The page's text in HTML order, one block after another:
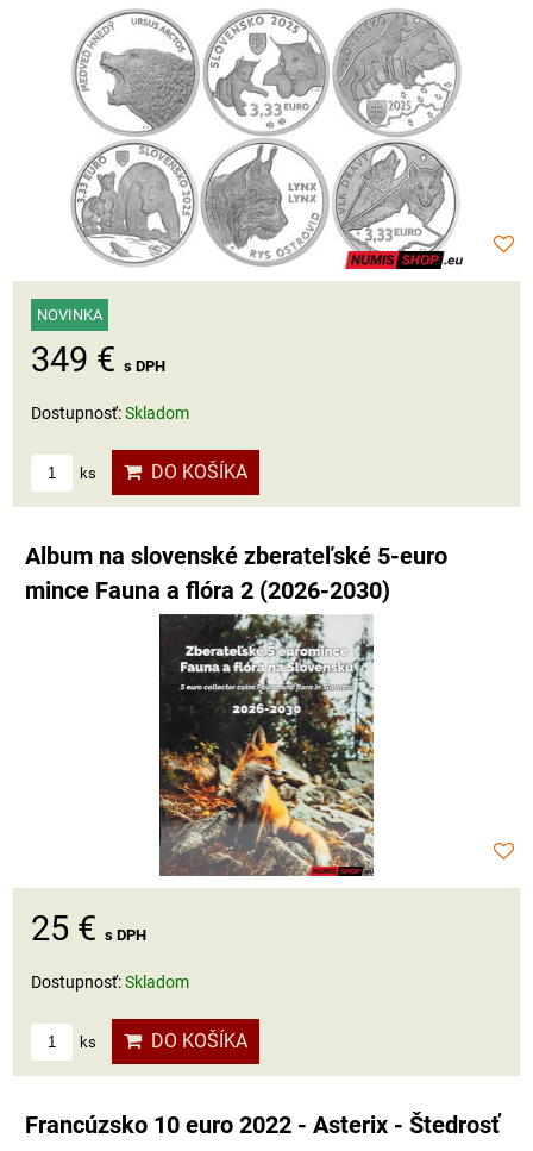
NOVINKA
349 € s DPH
Dostupnosť:Skladom
ks DO KOŠÍKA
Album na slovenské zberateľské 5-euro
mince Fauna a flóra 2 (2026-2030)
25 € s DPH
Dostupnosť:Skladom
ks DO KOŠÍKA
Francúzsko 10 euro 2022 - Asterix - Štedrosť